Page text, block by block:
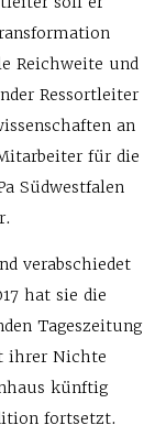
Reichweite und
Ressortleiter
an
für die
Südwestfalen
verabschiedet
hat sie die
Tageszeitung
ihrer Nichte
künftig
fortsetzt.